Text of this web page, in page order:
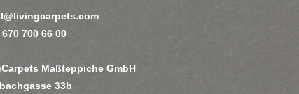
670 700 66 00
Maßteppiche GmbH
33b